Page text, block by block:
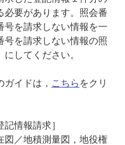
必要があります。照会番
を請求しない情報を一
号を請求しない情報の照
してください。
イドは， こちら をクリ
情報請求］
／地積測量図，地役権